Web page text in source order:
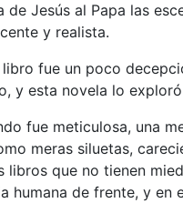
Jesús al Papa las
y realista.
fue un poco
y esta novela lo
fue meticulosa, una
meras siluetas,
libros que no tienen
humana de frente, y